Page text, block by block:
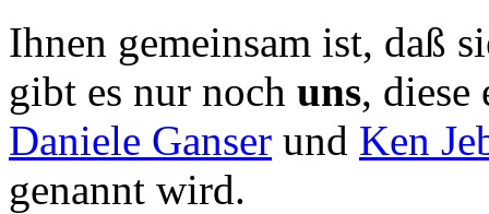
Ihnen gemeinsam ist, daß
gibt es nur noch uns, diese
Daniele Ganser und Ken
genannt wird.